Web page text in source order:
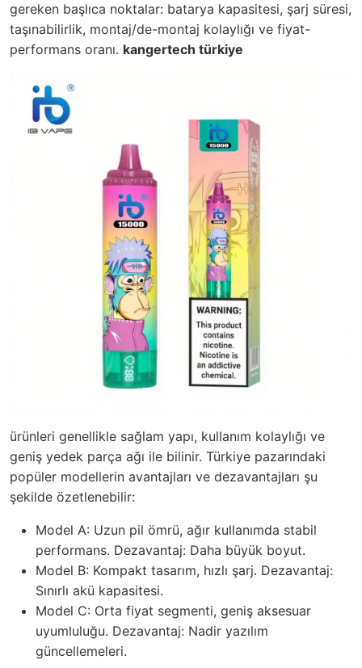
gereken başlıca noktalar: batarya kapasitesi, şarj süresi,
taşınabilirlik, montaj/de-montaj kolaylığı ve fiyat-
performans oranı. kangertech türkiye
ürünleri genellikle sağlam yapı, kullanım kolaylığı ve
geniş yedek parça ağı ile bilinir. Türkiye pazarındaki
popüler modellerin avantajları ve dezavantajları şu
şekilde özetlenebilir:
Model A: Uzun pil ömrü, ağır kullanımda stabil
performans. Dezavantaj: Daha büyük boyut.
Model B: Kompakt tasarım, hızlı şarj. Dezavantaj:
Sınırlı akü kapasitesi.
Model C: Orta fiyat segmenti, geniş aksesuar
uyumluluğu. Dezavantaj: Nadir yazılım
güncellemeleri.